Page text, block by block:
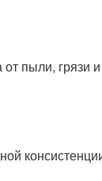
пыли, грязи и